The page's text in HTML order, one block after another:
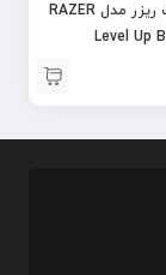
باندل گیمینگ ریزر مدل RAZER
Level Up